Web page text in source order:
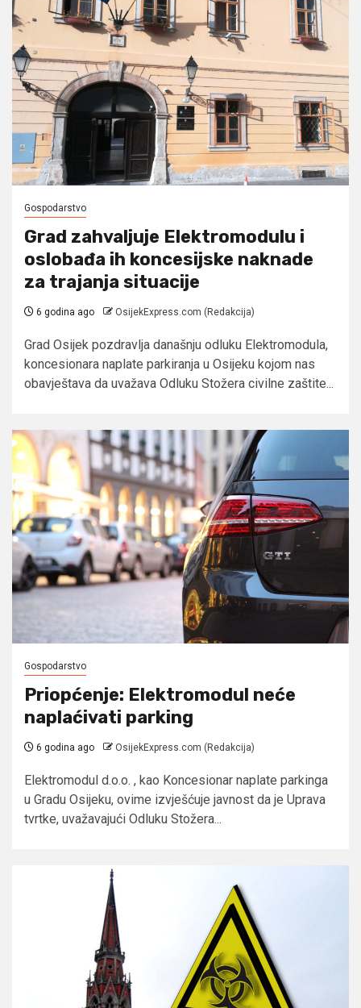
Gospodarstvo
Grad zahvaljuje Elektromodulu i
oslobađa ih koncesijske naknade
za trajanja situacije
6 godina ago OsijekExpress.com (Redakcija)
Grad Osijek pozdravlja današnju odluku Elektromodula,
koncesionara naplate parkiranja u Osijeku kojom nas
obavještava da uvažava Odluku Stožera civilne zaštite...
Gospodarstvo
Priopćenje: Elektromodul neće
naplaćivati parking
6 godina ago OsijekExpress.com (Redakcija)
Elektromodul d.o.o. , kao Koncesionar naplate parkinga
u Gradu Osijeku, ovime izvješćuje javnost da je Uprava
tvrtke, uvažavajući Odluku Stožera...